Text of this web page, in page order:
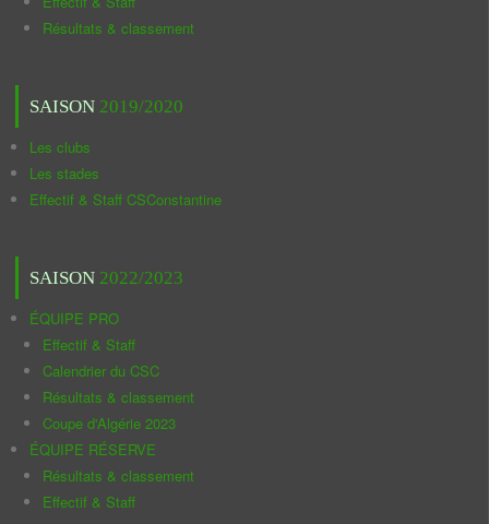
Résultats & classement
SAISON 2019/2020
Les clubs
Les stades
Effectif & Staff CSConstantine
SAISON 2022/2023
ÉQUIPE PRO
Effectif & Staff
Calendrier du CSC
Résultats & classement
Coupe d'Algérie 2023
ÉQUIPE RÉSERVE
Résultats & classement
Effectif & Staff